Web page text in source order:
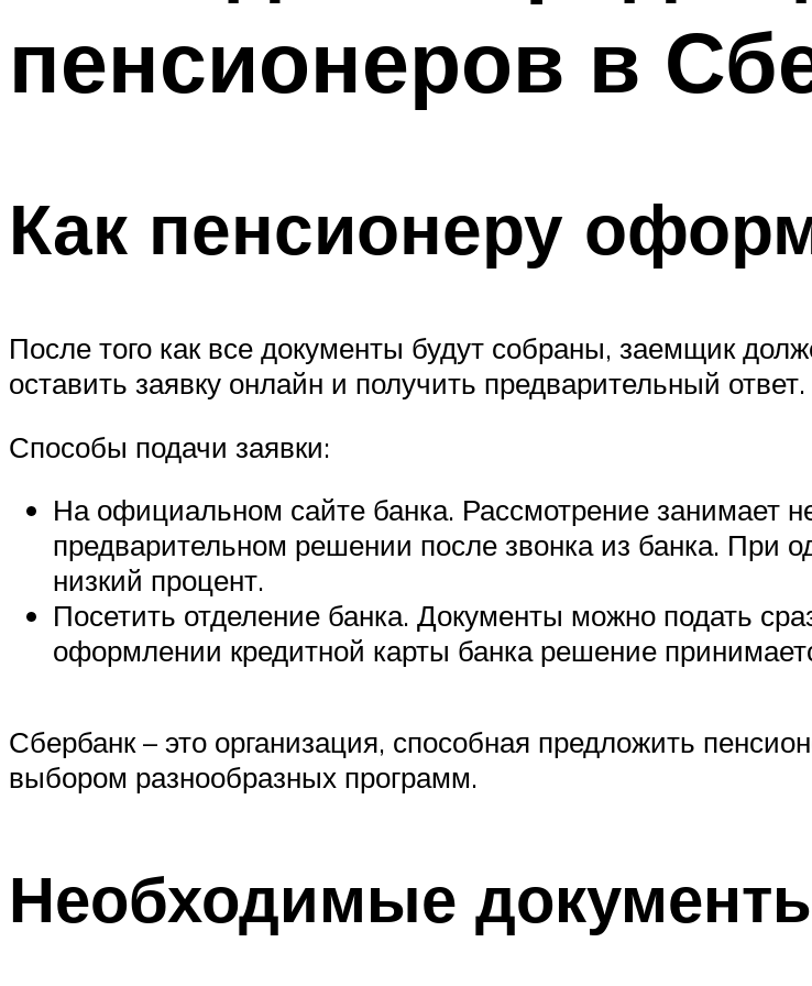
пенсионеров в
Как пенсионеру
После того как все документы будут собраны, заемщик
оставить заявку онлайн и получить предварительный
Способы подачи заявки:
На официальном сайте банка. Рассмотрение занимает
предварительном решении после звонка из банка. При
низкий процент.
Посетить отделение банка. Документы можно подать
оформлении кредитной карты банка решение
Сбербанк – это организация, способная предложить
выбором разнообразных программ.
Необходимые